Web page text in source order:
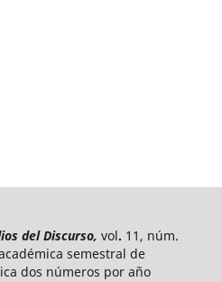
del Discurso, vol. 11, núm.
semestral de
dos números por año